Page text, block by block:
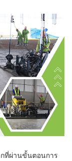
ที่ผ่านขั้นตอนการ